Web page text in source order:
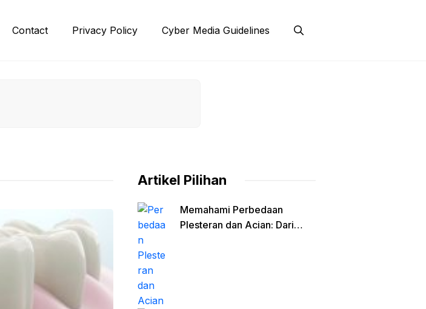
Contact Privacy Policy Cyber Media Guidelines
Artikel Pilihan
Memahami Perbedaan
Plesteran dan Acian: Dari